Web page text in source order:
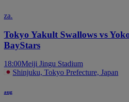
za.
Tokyo Yakult Swallows vs
BayStars
18:00Meiji Jingu Stadium
Shinjuku, Tokyo Prefecture, Japan
aug